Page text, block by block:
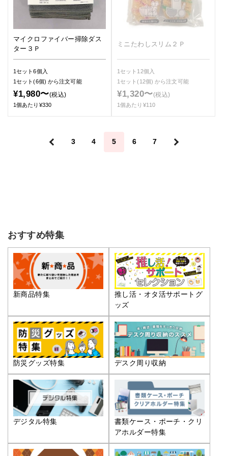
マイクロファイバー掃除ダス
ター３Ｐ
1セット6個入
1セット(6個) から注文可能
¥1,980〜(税込)
1個あたり¥330
ミニたわしスリム２Ｐ
1セット12個入
1セット(12個)から注文可能
¥1,320〜(税込)
1個あたり¥110
＜ 3 4 5 6 7 ＞
おすすめ特集
新商品特集
推し活・オタ活サポートグ
ッズ
防災グッズ特集 デスク周り収納
デジタル特集
書類ケース・ポーチ・クリ
アホルダー特集